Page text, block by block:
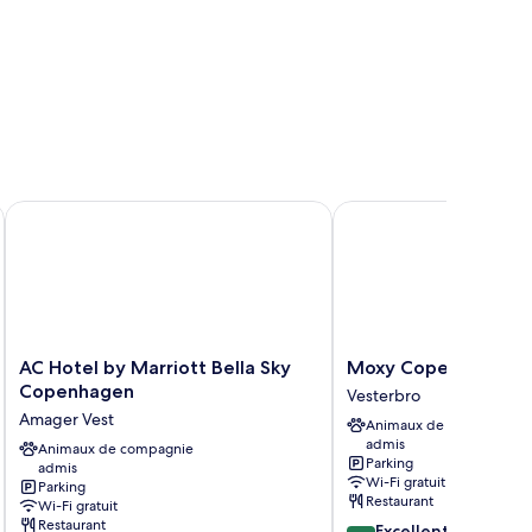
AC
Hotel
Marriott
Bella
Sky
Copenhagen
Amager
AC Hotel by Marriott Bella Sky
Copenhagen
Amager Vest
Animaux de compagnie
admis
Parking
Wi-Fi gratuit
Restaurant
AC Hotel by Marriott Bella Sky Copenhagen
Moxy
Copenhagen
Vesterbro
Moxy Copenhagen
Vesterbro
Animaux de compagnie
admis
Parking
Wi-Fi gratuit
Restaurant
Moxy Copenhagen